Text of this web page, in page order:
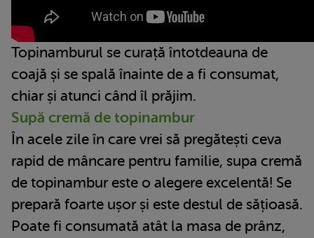
Topinamburul se curață întotdeauna de
coajă și se spală înainte de a fi consumat,
chiar și atunci când îl prăjim.
Supă cremă de topinambur
În acele zile în care vrei să pregătești ceva
rapid de mâncare pentru familie, supa cremă
de topinambur este o alegere excelentă! Se
prepară foarte ușor și este destul de sățioasă.
Poate fi consumată atât la masa de prânz,